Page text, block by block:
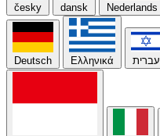
česky dansk Nederlands
Deutsch Ελληνικά עברית